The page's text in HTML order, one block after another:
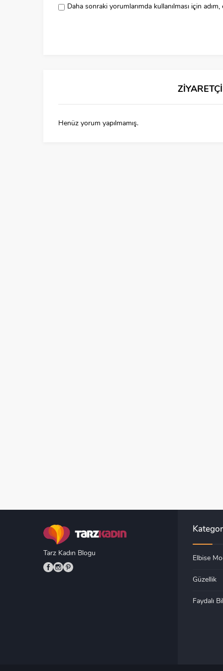
Daha sonraki yorumlarımda kullanılması için
Henüz yorum yapılmamış.
Tarz Kadın Blogu
Elbise
Güzellik
Faydalı